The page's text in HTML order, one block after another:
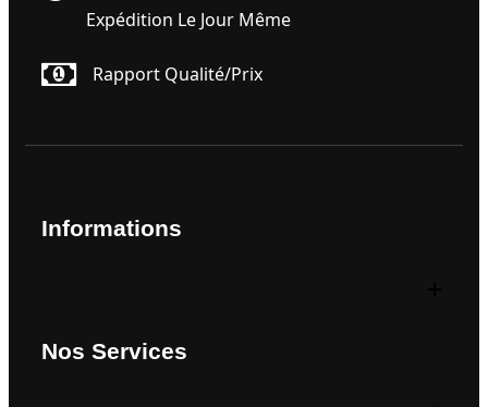
Expédition Le Jour Même
Rapport Qualité/prix
Informations
Nos Services